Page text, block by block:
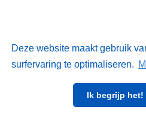
Deze website maakt gebruik
surfervaring te optimaliseren.
Ik begrijp het!